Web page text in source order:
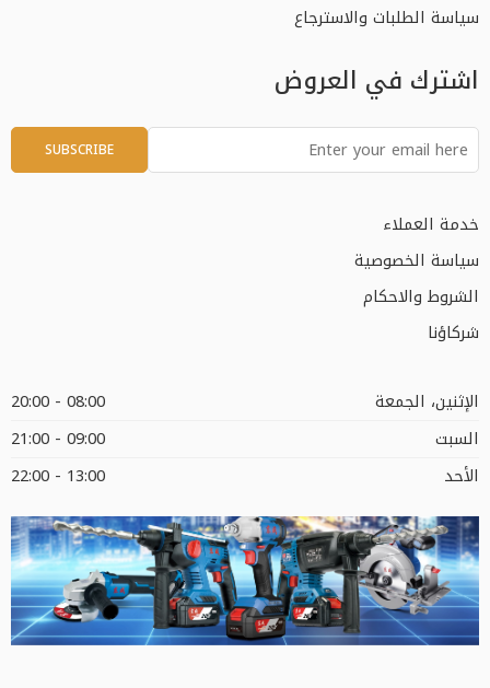
سياسة الطلبات والاسترجاع
اشترك في العروض
خدمة العملاء
سياسة الخصوصية
الشروط والاحكام
شركاؤنا
الإثنين، الجمعة
08:00 - 20:00
السبت
09:00 - 21:00
الأحد
13:00 - 22:00